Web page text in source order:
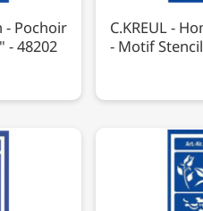
- Pochoir
- 48202
C.KREUL -
- Motif